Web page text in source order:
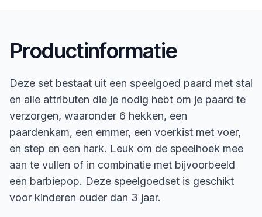
Productinformatie
Deze set bestaat uit een speelgoed paard met stal
en alle attributen die je nodig hebt om je paard te
verzorgen, waaronder 6 hekken, een
paardenkam, een emmer, een voerkist met voer,
en step en een hark. Leuk om de speelhoek mee
aan te vullen of in combinatie met bijvoorbeeld
een barbiepop. Deze speelgoedset is geschikt
voor kinderen ouder dan 3 jaar.